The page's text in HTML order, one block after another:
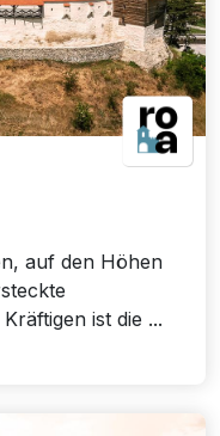
auf den Höhen
ist die ...